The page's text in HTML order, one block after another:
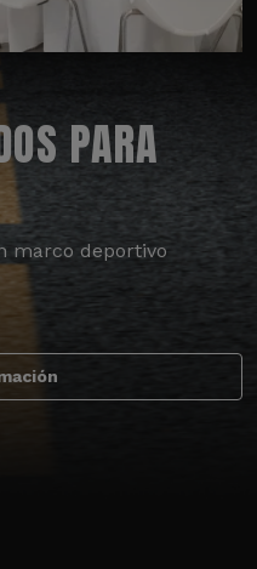
PARA
marco deportivo